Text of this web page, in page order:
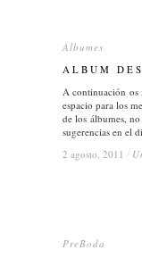
Álbumes
ALBUM
A continuación os
espacio para los
de los álbumes,
sugerencias en el
2 agosto, 2011 /
Álbumes
ALBUM
2 agosto, 2011 /
PreBoda
PreBoda